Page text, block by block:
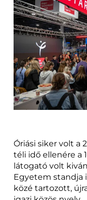
Óriási siker volt a
téli idő ellenére a
látogató volt
Egyetem standja
közé tartozott,